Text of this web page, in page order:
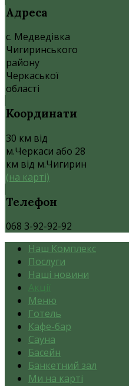
Адреса
с. Медведівка
Чигиринського
району
Черкаської
області
Координати
30 км від
м.Черкаси або 28
км від м.Чигирин
(на карті)
Телефон
068 3-92-92-92
Наш Комплекс
Послуги
Наші новини
Акції
Меню
Готель
Кафе-бар
Сауна
Басейн
Банкетний зал
Ми на карті